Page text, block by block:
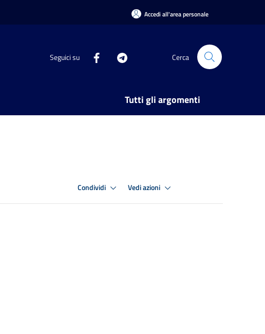
Accedi all'area personale
Seguici su Cerca
Tutti gli argomenti
Condividi Vedi azioni